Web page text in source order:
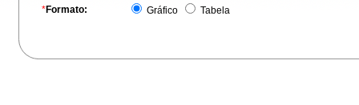
*Formato: Gráfico Tabela